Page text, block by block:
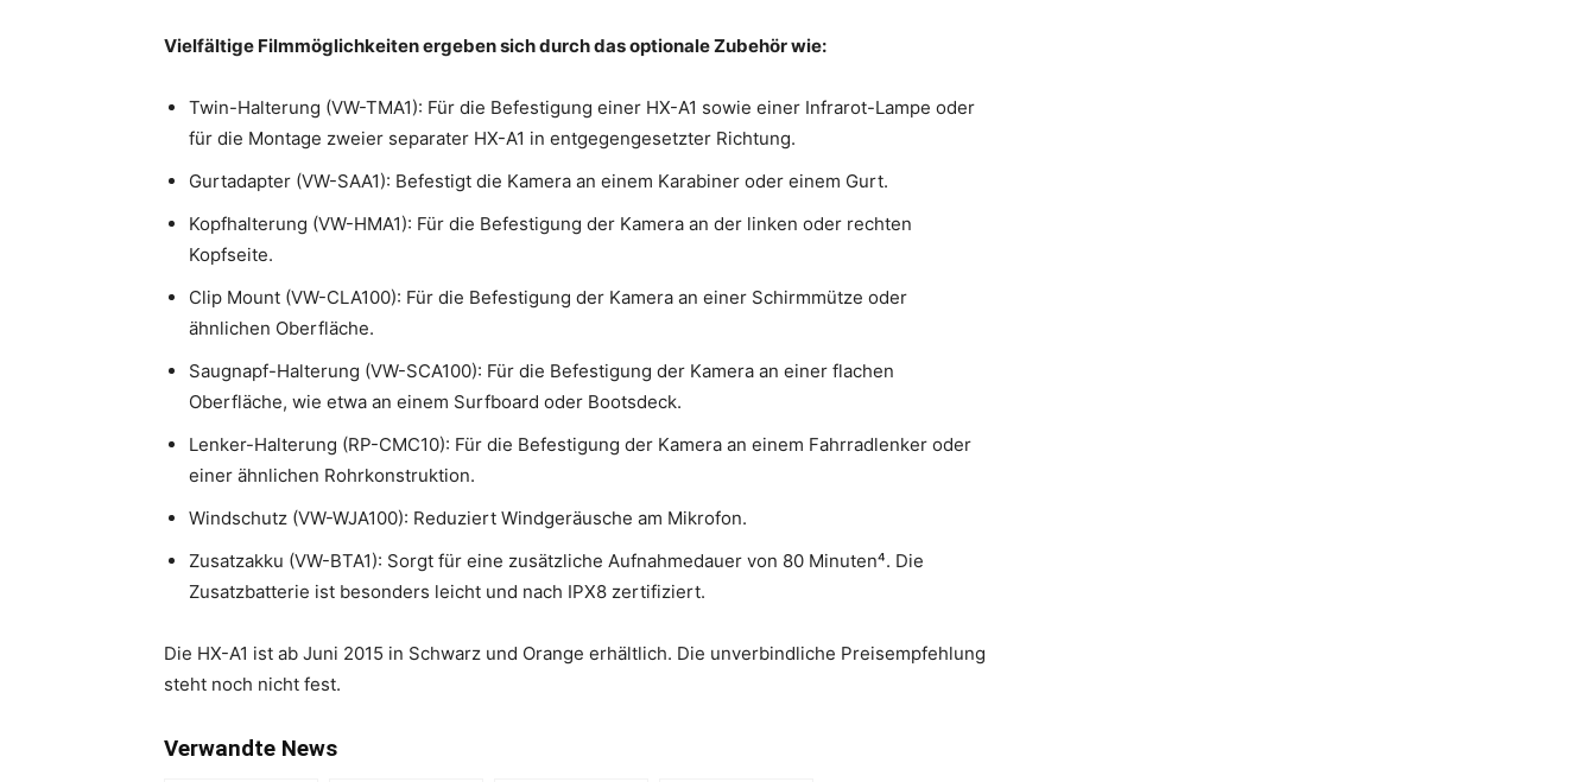
Vielfältige Filmmöglichkeiten ergeben sich durch das optionale Zubehör wie:
Twin-Halterung (VW-TMA1): Für die Befestigung einer HX-A1 sowie einer Infrarot-Lampe oder
für die Montage zweier separater HX-A1 in entgegengesetzter Richtung.
Gurtadapter (VW-SAA1): Befestigt die Kamera an einem Karabiner oder einem Gurt.
Kopfhalterung (VW-HMA1): Für die Befestigung der Kamera an der linken oder rechten
Kopfseite.
Clip Mount (VW-CLA100): Für die Befestigung der Kamera an einer Schirmmütze oder
ähnlichen Oberfläche.
Saugnapf-Halterung (VW-SCA100): Für die Befestigung der Kamera an einer flachen
Oberfläche, wie etwa an einem Surfboard oder Bootsdeck.
Lenker-Halterung (RP-CMC10): Für die Befestigung der Kamera an einem Fahrradlenker oder
einer ähnlichen Rohrkonstruktion.
Windschutz (VW-WJA100): Reduziert Windgeräusche am Mikrofon.
Zusatzakku (VW-BTA1): Sorgt für eine zusätzliche Aufnahmedauer von 80 Minuten⁴. Die
Zusatzbatterie ist besonders leicht und nach IPX8 zertifiziert.
Die HX-A1 ist ab Juni 2015 in Schwarz und Orange erhältlich. Die unverbindliche Preisempfehlung
steht noch nicht fest.
Verwandte News